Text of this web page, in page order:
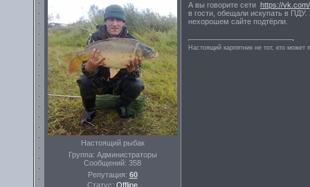
Настоящий рыбак
Группа: Администраторы
Сообщений: 358
Репутация: 60
Статус: Offline
А вы говорите сети https://
в гости, обещали искупать в
нехорошем сайте подтёрли.
Настоящий карпятник не тот, кто